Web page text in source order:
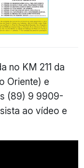
no KM 211 da
Oriente) e
(89) 9 9909-
ao vídeo e